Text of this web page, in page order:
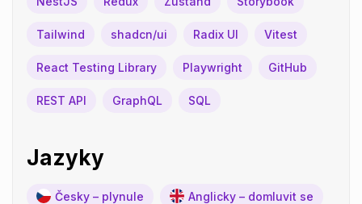
Tailwind shadcn/ui Radix UI Vitest
React Testing Library Playwright GitHub
REST API GraphQL SQL
Jazyky
Česky – plynule Anglicky – domluvit se